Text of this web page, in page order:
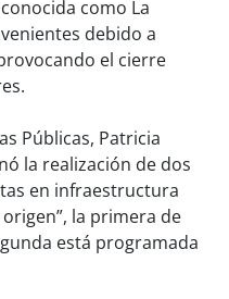
como La
debido a
el cierre
Públicas, Patricia
la realización de dos
en infraestructura
la primera de
está programada